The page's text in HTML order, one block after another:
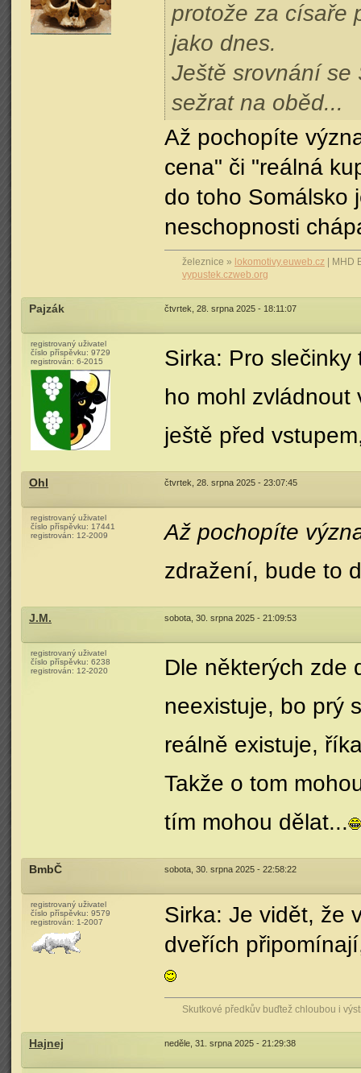
protože za císaře
jako dnes.
Ještě srovnání se
sežrat na oběd...
Až pochopíte
cena" či "reálná
do toho Somálsko
neschopnosti
železnice » lokomotivy.euweb.cz | MHD
vypustek.czweb.org
Pajzák čtvrtek, 28. srpna 2025 - 18:11:07
registrovaný uživatel
číslo příspěvku: 9729
registrován: 6-2015
Sirka: Pro
ho mohl
ještě před
Ohl čtvrtek, 28. srpna 2025 - 23:07:45
registrovaný uživatel
číslo příspěvku: 17441
registrován: 12-2009
Až pochopíte
zdražení, bude to
J.M. sobota, 30. srpna 2025 - 21:09:53
registrovaný uživatel
číslo příspěvku: 6238
registrován: 12-2020
Dle některých zde
neexistuje, bo prý
reálně existuje,
Takže o tom
tím mohou dělat...
BmbČ sobota, 30. srpna 2025 - 22:58:22
registrovaný uživatel
číslo příspěvku: 9579
registrován: 1-2007
Sirka: Je vidět, že
dveřích
Skutkové předkův buďtež chloubou i
Hajnej neděle, 31. srpna 2025 - 21:29:38